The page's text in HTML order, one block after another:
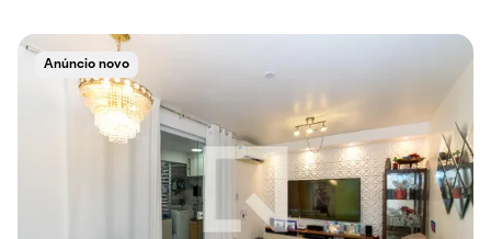
Anúncio novo